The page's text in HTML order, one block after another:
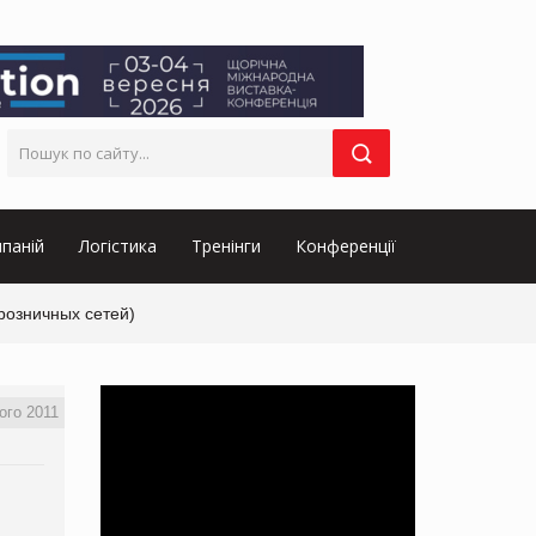
Логістика Тренінги Конференції
сетей)
2011